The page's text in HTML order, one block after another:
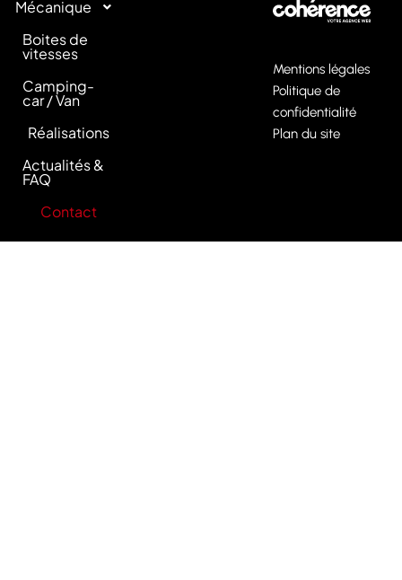
Mécanique
Boites de
vitesses
Camping-
car / Van
Réalisations
Actualités &
FAQ
Contact
Mentions légales
Politique de
confidentialité
Plan du site